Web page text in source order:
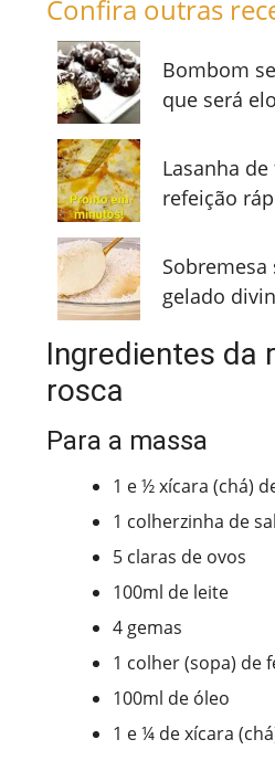
Confira outras
Bombom
que será
Lasanha
refeição
gelado
Ingredientes da
rosca
Para a massa
1 e ½ xícara (chá)
1 colherzinha de sal
5 claras de ovos
100ml de leite
4 gemas
1 colher (sopa) de
100ml de óleo
1 e ¼ de xícara